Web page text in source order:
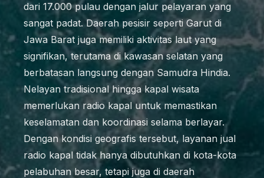
dari 17.000 pulau dengan jalur pelayaran yang
sangat padat. Daerah pesisir seperti Garut di
Jawa Barat juga memiliki aktivitas laut yang
signifikan, terutama di kawasan selatan yang
berbatasan langsung dengan Samudra Hindia.
Nelayan tradisional hingga kapal wisata
memerlukan radio kapal untuk memastikan
keselamatan dan koordinasi selama berlayar.
Dengan kondisi geografis tersebut, layanan jual
radio kapal tidak hanya dibutuhkan di kota-kota
pelabuhan besar, tetapi juga di daerah